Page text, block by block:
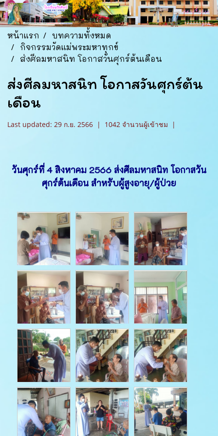
หน้าแรก
บทความทั้งหมด
กิจกรรมวัดแม่พระมหาทุกข์
ส่งศีลมหาสนิท โอกาสวันศุกร์ต้นเดือน
ส่งศีลมหาสนิท โอกาสวันศุกร์ต้น
เดือน
Last updated: 29 ก.ย. 2566 | 1042 จำนวนผู้เข้าชม |
วันศุกร์ที่ 4 สิงหาคม 2566 ส่งศีลมหาสนิท โอกาสวัน
ศุกร์ต้นเดือน สำหรับผู้สูงอายุ/ผู้ป่วย